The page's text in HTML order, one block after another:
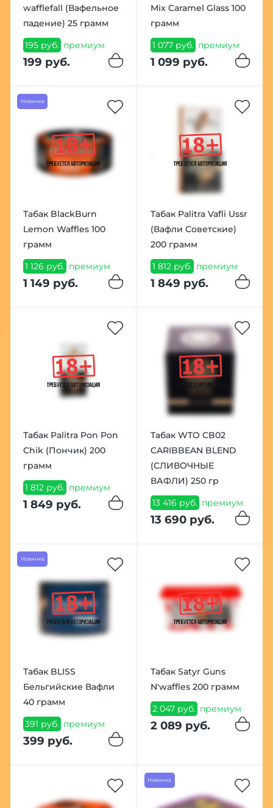
wafflefall (Вафельное
падение) 25 грамм
195 руб. премиум
199 руб.
Mix Caramel Glass 100
грамм
1 077 руб. премиум
1 099 руб.
Новинка
Табак BlackBurn
Lemon Waffles 100
грамм
1 126 руб. премиум
1 149 руб.
Табак Palitra Vafli Ussr
(Вафли Советские)
200 грамм
1 812 руб. премиум
1 849 руб.
Табак Palitra Pon Pon
Chik (Пончик) 200
грамм
1 812 руб. премиум
1 849 руб.
Табак WTO CB02
CARIBBEAN BLEND
(СЛИВОЧНЫЕ
ВАФЛИ) 250 гр
13 416 руб. премиум
13 690 руб.
Новинка
Табак BLISS
Бельгийские Вафли
40 грамм
391 руб. премиум
399 руб.
Табак Satyr Guns
N'waffles 200 грамм
2 047 руб. премиум
2 089 руб.
Новинка